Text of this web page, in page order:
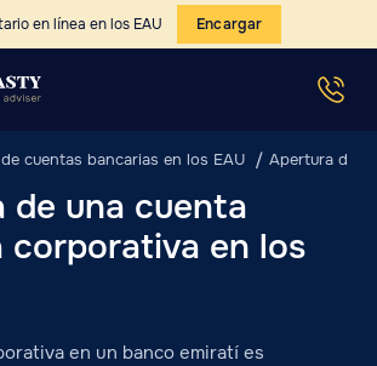
en línea en los EAU Encargar
cuentas bancarias en los EAU Apertura de
de una cuenta
corporativa en los
en un banco emiratí es